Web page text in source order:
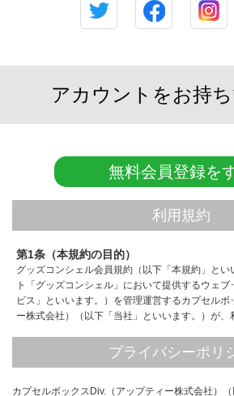
アカウントをお持
無料会員登録を